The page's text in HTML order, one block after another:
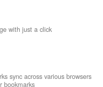
with just a click
sync across various browsers
bookmarks